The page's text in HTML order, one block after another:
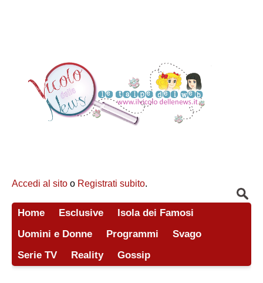
Accedi al sito o Registrati subito.
Home Esclusive
Isola dei Famosi
Uomini e Donne
Programmi
Svago
Serie TV
Reality Gossip